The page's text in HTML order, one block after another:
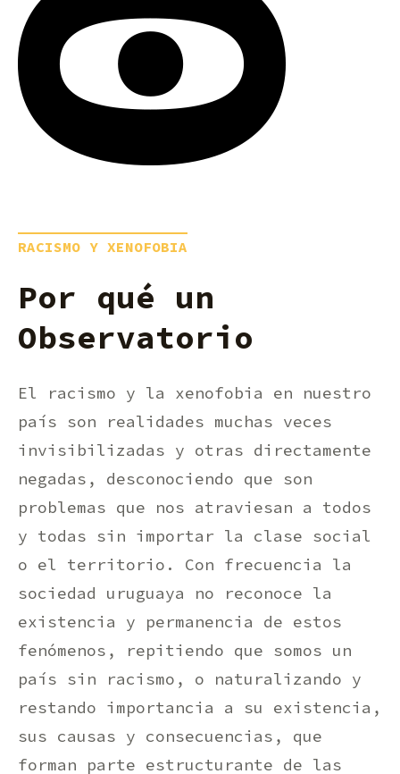
RACISMO Y XENOFOBIA
Por qué un
Observatorio
El racismo y la xenofobia en nuestro
país son realidades muchas veces
invisibilizadas y otras directamente
negadas, desconociendo que son
problemas que nos atraviesan a todos
y todas sin importar la clase social
o el territorio. Con frecuencia la
sociedad uruguaya no reconoce la
existencia y permanencia de estos
fenómenos, repitiendo que somos un
país sin racismo, o naturalizando y
restando importancia a su existencia,
sus causas y consecuencias, que
forman parte estructurante de las